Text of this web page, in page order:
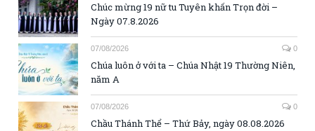
Chúc mừng 19 nữ tu Tuyên khấn Trọn đời –
Ngày 07.8.2026
07/08/2026 0
Chúa luôn ở với ta – Chúa Nhật 19 Thường Niên,
năm A
07/08/2026 0
Chầu Thánh Thể – Thứ Bảy, ngày 08.08.2026